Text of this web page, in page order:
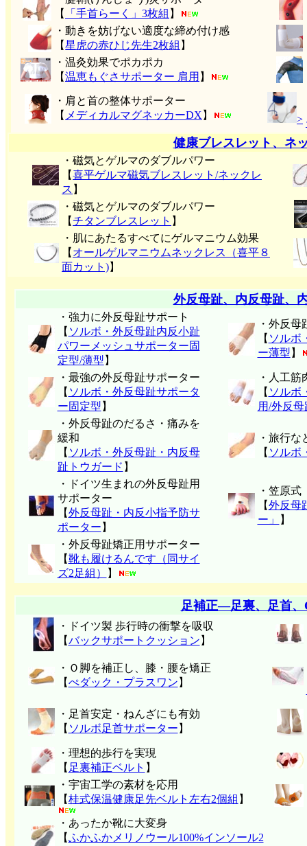
【
「手首らーく」3枚組 】
・動きを妨げない適度な締め付け感
【星虎の赤ひじ先生2枚組 】
・温灸効果でポカポカ
【温恵もぐさサポーター 肩用 】
・肩と首の整体サポーター
【 メディカルマグネッカーDX 】 >
健康ブレスレット、ネ
・磁気とゲルマのダブルパワー
【喜平ゲルマ磁気ブレスレット/ネックレ
ス 】
・磁気とゲルマのダブルパワー
【チタンブレスレット 】
・肌にあたるすべてにゲルマニウム効果
【 オールゲルマニウムネックレス（喜平８
面カット)】
外反母趾、内反母趾、
・強力に外反母趾サポート
【 ソルボ・外反母趾内反小趾
パワーメッシュサポーター固
定型/薄型 】
・外反
【 ソルボ
ー薄型 】
・最強の外反母趾サポーター
【 ソルボ・外反母趾サポータ
ー固定型 】
・人工筋
【 ソルボ
用/外反
・外反母趾のだるさ・痛みを
緩和
【 ソルボ・外反母趾・内反母
趾トウガード 】
・旅行な
【 ソルボ
・ドイツ生まれの外反母趾用
サポーター
【外反母趾・内反小指予防サ
ポーター 】
・笠原式
【外反母
ー」
】
・外反母趾矯正用サポーター
【靴も履けるんです（同サイ
ズ2足組）
】
足補正―足裏、足首
・ドイツ製 歩行時の衝撃を吸収
【バックサポートクッション 】
・Ｏ脚を補正し、膝・腰を矯正
【ぺダック・プラスワン 】
・足首安定・ねんざにも有効
【 ソルボ足首サポーター 】
・理想的歩行を実現
【 足裏補正ベルト 】
・宇宙工学の素材を応用
【桂式保温健康足先ベルト左右2個組 】
・あったか靴に大変身
【ふかふかメリノウール100%インソール2